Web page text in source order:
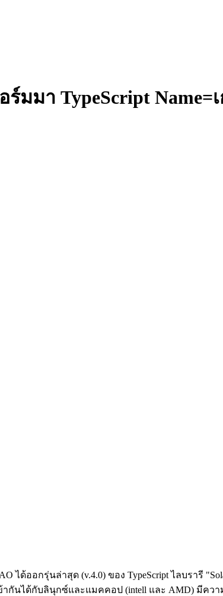
มมา TypeScript Name=
ได้ออกรุ่นล่าสุด (v.4.0) ของ TypeScript ไลบรารี
ข้ากันได้กับลินุกซ์และแมคคอป (intell และ AMD) มีค